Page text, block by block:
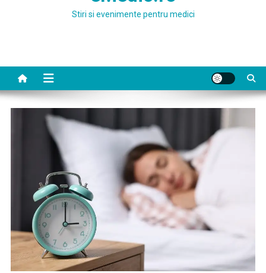
Stiri si evenimente pentru medici